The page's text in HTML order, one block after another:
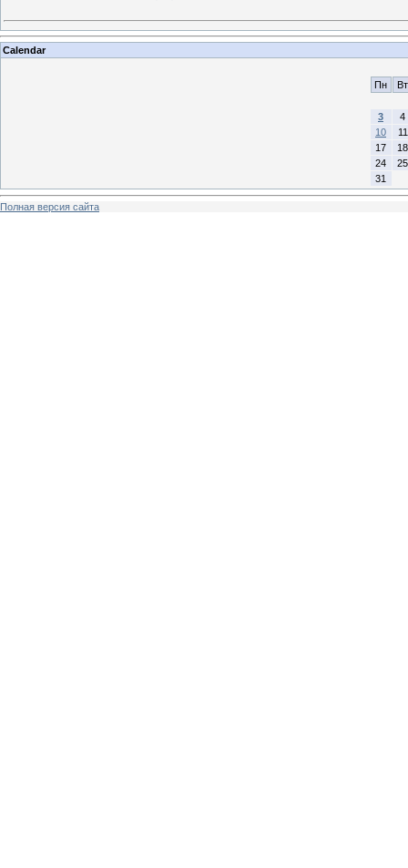
Calendar
Пн Вт
3
4
10
11
17
18
24
25
31
Полная версия сайта